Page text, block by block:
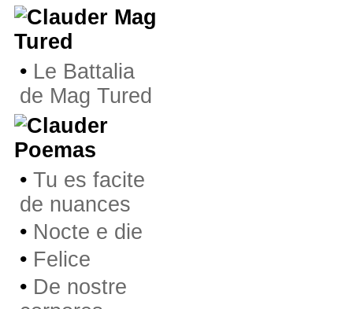
Mag
Tured
• Le Battalia
de Mag Tured
Poemas
• Tu es facite
de nuances
• Nocte e die
• Felice
• De nostre